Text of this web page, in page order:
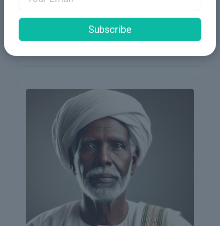
مجال الخبرات
خبير في الهندسة البيئية وإدارة الموارد الطبيعية
Subscribe